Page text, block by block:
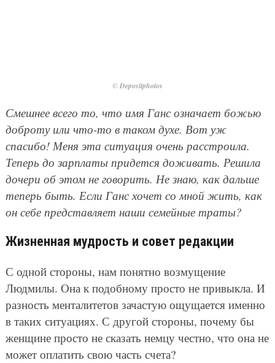
© Depositphotos
Смешнее всего то, что имя Ганс означает божью
доброту или что-то в таком духе. Вот уж
спасибо! Меня эта ситуация очень расстроила.
Теперь до зарплаты придется доживать. Решила
дочери об этом не говорить. Не знаю, как дальше
теперь быть. Если Ганс хочет со мной жить, как
он себе представляет наши семейные траты?
Жизненная мудрость и совет редакции
С одной стороны, нам понятно возмущение
Людмилы. Она к подобному просто не привыкла. И
разность менталитетов зачастую ощущается именно
в таких ситуациях. С другой стороны, почему бы
женщине просто не сказать немцу честно, что она не
может оплатить свою часть счета?